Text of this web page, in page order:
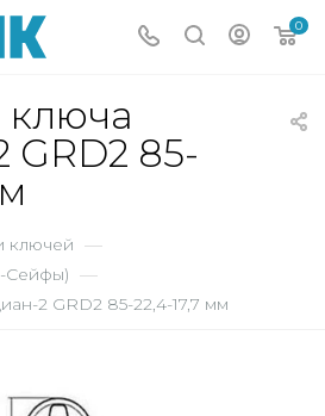
0
ключа
GRD2 85-
ключей —
Сейфы) —
2 GRD2 85-22,4-17,7 мм